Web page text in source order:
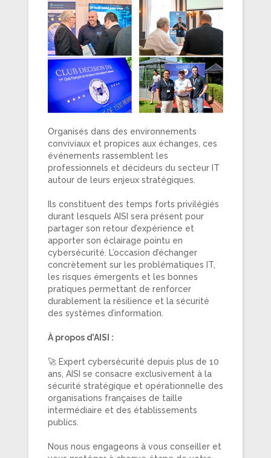
Organisés dans des environnements
conviviaux et propices aux échanges, ces
événements rassemblent les
professionnels et décideurs du secteur IT
autour de leurs enjeux stratégiques.
Ils constituent des temps forts privilégiés
durant lesquels AISI sera présent pour
partager son retour d’expérience et
apporter son éclairage pointu en
cybersécurité. L’occasion d’échanger
concrètement sur les problématiques IT,
les risques émergents et les bonnes
pratiques permettant de renforcer
durablement la résilience et la sécurité
des systèmes d’information.
À propos d’AISI :
🚀 Expert cybersécurité depuis plus de 10
ans, AISI se consacre exclusivement à la
sécurité stratégique et opérationnelle des
organisations françaises de taille
intermédiaire et des établissements
publics.
Nous nous engageons à vous conseiller et